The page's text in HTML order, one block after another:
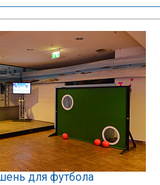
для футбола